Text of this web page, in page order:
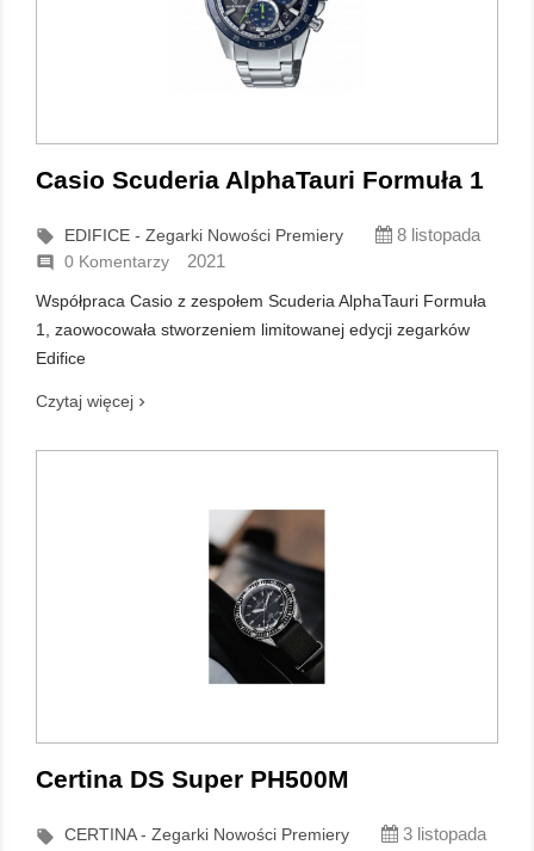
Casio Scuderia AlphaTauri Formuła 1
 EDIFICE - Zegarki Nowości Premiery
 0 Komentarzy
8 listopada
2021
Współpraca Casio z zespołem Scuderia AlphaTauri Formuła
1, zaowocowała stworzeniem limitowanej edycji zegarków
Edifice
Czytaj więcej
Certina DS Super PH500M
 CERTINA - Zegarki Nowości Premiery
3 listopada